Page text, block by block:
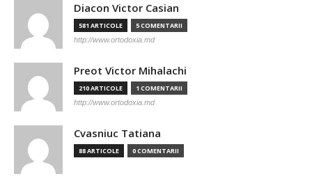
Diacon Victor Casian
581 ARTICOLE 5 COMENTARII
http://www.ortodoxia.md
Preot Victor Mihalachi
210 ARTICOLE 1 COMENTARII
http://www.ortodoxia.md
Cvasniuc Tatiana
88 ARTICOLE 0 COMENTARII